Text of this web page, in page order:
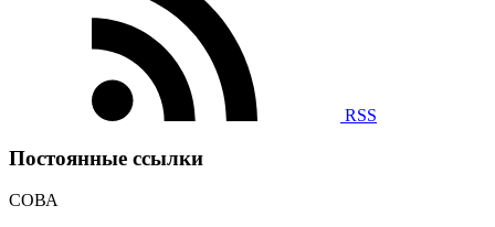
RSS
Постоянные ссылки
СОВА